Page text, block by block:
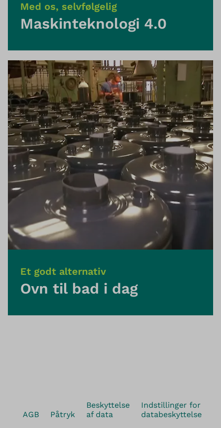
Med os, selvfølgelig
Maskinteknologi 4.0
Et godt alternativ
Ovn til bad i dag
AGB Påtryk
Beskyttelse
af data
Indstillinger for
databeskyttelse